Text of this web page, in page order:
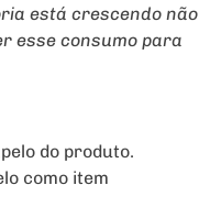
está crescendo não
esse consumo para
do produto.
como item